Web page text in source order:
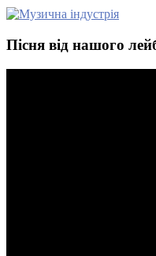
Пісня від нашого